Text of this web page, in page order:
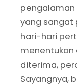
yang sangat
hari-hari
menentukan
diterima,
Sayangnya,